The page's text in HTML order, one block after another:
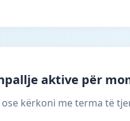
aktive për
kërkoni me terma të